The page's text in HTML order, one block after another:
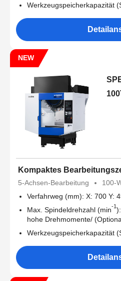
Werkzeugspeicherkapazität
NEW
Kompaktes
5-Achsen-Bearbeitung
100-
Verfahrweg (mm): X: 700 Y:
Max. Spindeldrehzahl (min-1
hohe Drehmomente/
Werkzeugspeicherkapazität